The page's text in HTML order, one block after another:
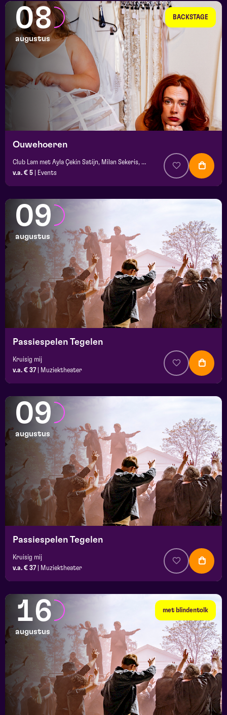
BACKSTAGE
08
augustus
Ouwehoeren
Club Lam met Ayla Çekin Satijn, Milan Sekeris, Dic van Duin, Jean-Baptiste Rey e.a.
v.a. € 5
Events
09
augustus
Passiespelen Tegelen
Kruisig mij
v.a. € 37
Muziektheater
09
augustus
Passiespelen Tegelen
Kruisig mij
v.a. € 37
Muziektheater
met blindentolk
16
augustus